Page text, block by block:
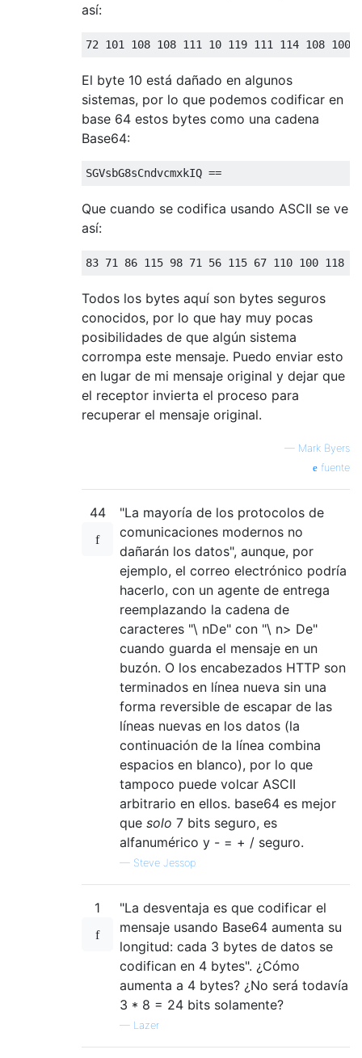
así:
El byte 10 está dañado en algunos
sistemas, por lo que podemos codificar en
base 64 estos bytes como una cadena
Base64:
SGVsbG8sCndvcmxkIQ ==
Que cuando se codifica usando ASCII se ve
así:
Todos los bytes aquí son bytes seguros
conocidos, por lo que hay muy pocas
posibilidades de que algún sistema
corrompa este mensaje. Puedo enviar esto
en lugar de mi mensaje original y dejar que
el receptor invierta el proceso para
recuperar el mensaje original.
— Mark Byers
fuente
44
"La mayoría de los protocolos de
comunicaciones modernos no
dañarán los datos", aunque, por
ejemplo, el correo electrónico podría
hacerlo, con un agente de entrega
reemplazando la cadena de
caracteres "\ nDe" con "\ n> De"
cuando guarda el mensaje en un
buzón. O los encabezados HTTP son
terminados en línea nueva sin una
forma reversible de escapar de las
líneas nuevas en los datos (la
continuación de la línea combina
espacios en blanco), por lo que
tampoco puede volcar ASCII
arbitrario en ellos. base64 es mejor
que solo 7 bits seguro, es
alfanumérico y - = + / seguro.
— Steve Jessop
1
"La desventaja es que codificar el
mensaje usando Base64 aumenta su
longitud: cada 3 bytes de datos se
codifican en 4 bytes". ¿Cómo
aumenta a 4 bytes? ¿No será todavía
3 * 8 = 24 bits solamente?
— Lazer